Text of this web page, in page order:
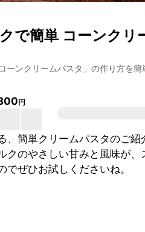
で簡単 コーンクリ
ーンクリームパスタ 」の作り方を
円
、簡単クリームパスタのご
クのやさしい甘みと風味が
ぜひお試しくださいね。